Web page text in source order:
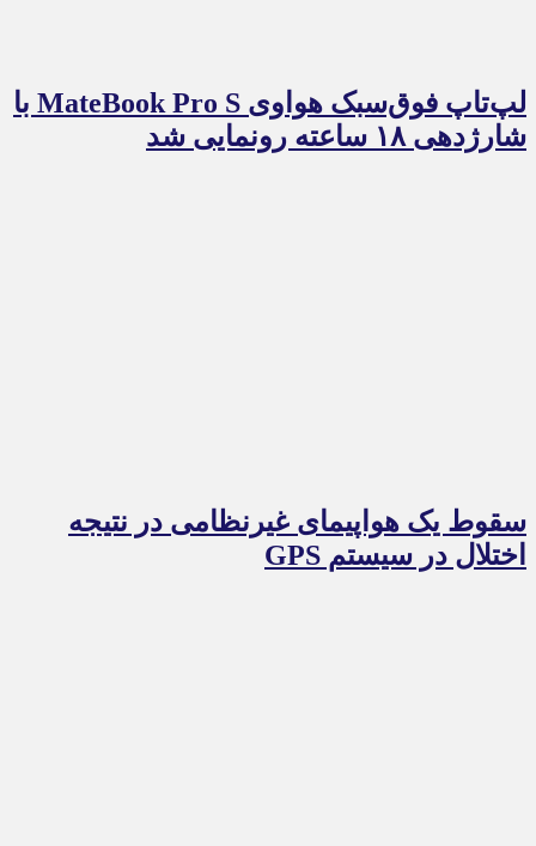
لپ‌تاپ فوق‌سبک هواوی MateBook Pro S با
شارژدهی ۱۸ ساعته رونمایی شد
سقوط یک هواپیمای غیرنظامی در نتیجه
اختلال در سیستم‌ GPS